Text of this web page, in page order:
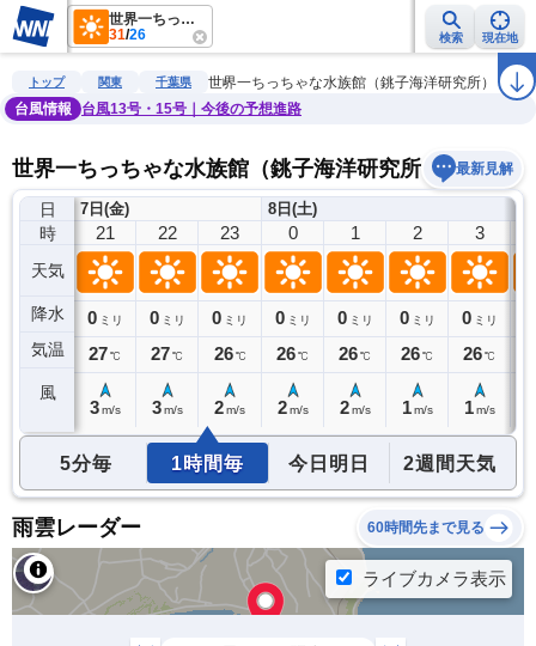
世界一ちっちゃな水族館（銚子海洋研究所）
31/26 検索 現在地
雨雲レーダー 台風情報 地震情報 警報・注意報 2週間天気 ラ
トップ 関東 千葉県
世界一ちっちゃな水族館（銚子海洋研究所）
台風情報
台風13号・15号｜今後の予想進路
世界一ちっちゃな水族館（銚子海洋研究所）の天気予
最新見解
日
時
天気
降水
気温
風
7日(金)
20
0ミリ
27℃
21
0 ミリ
27℃
3 m/s
22
0 ミリ
27℃
3 m/s
23
0 ミリ
26 ℃
2m/s
8日(土)
0
0 ミリ
26℃
2 m/s
1
0 ミリ
26℃
2 m/s
2
0 ミリ
26℃
1 m/s
3
0 ミリ
26℃
1 m/s
5分毎 1時間毎 今日明日 2週間天気
雨雲レーダー 60時間先まで見る